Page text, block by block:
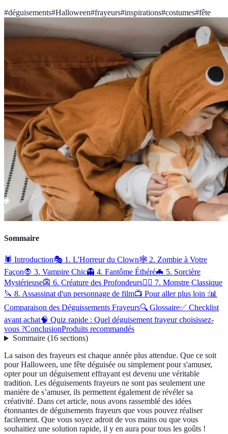
#déguisements#Halloween#frayeurs#inspirations#costumes#fête
Sommaire
🕷️ Introduction🎭 1. L'Horreur du Clown🕸️ 2. Zombie à Votre
Façon🧛 3. Vampire Chic👻 4. Fantôme Éthéré🦇 5. Sorcière
Mystérieuse👺 6. Créature des Profondeurs🧟‍♂️ 7. Monstre Classique
🔪 8. Assassinat d'un personnage de film📺 Pour aller plus loin :📊
Comparaison des Déguissements Frayeurs🔍 Glossaire✅ Checklist
avant achat🧠 Quiz rapide : Quel déguisement frayeur choisissez-
vous ?ConclusionProduits recommandés
Sommaire(16 sections)
La saison des frayeurs est chaque année plus attendue. Que ce soit
pour Halloween, une fête déguisée ou simplement pour s'amuser,
opter pour un déguisement effrayant est devenu une véritable
tradition. Les déguisements frayeurs ne sont pas seulement une
manière de s’amuser, ils permettent également de révéler sa
créativité. Dans cet article, nous avons rassemblé des idées
étonnantes de déguisements frayeurs que vous pouvez réaliser
facilement. Que vous soyez adroit de vos mains ou que vous
souhaitiez une solution rapide, il y en aura pour tous les goûts !